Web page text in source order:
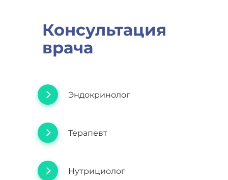
Консультация
врача
Эндокринолог
Терапевт
Нутрициолог